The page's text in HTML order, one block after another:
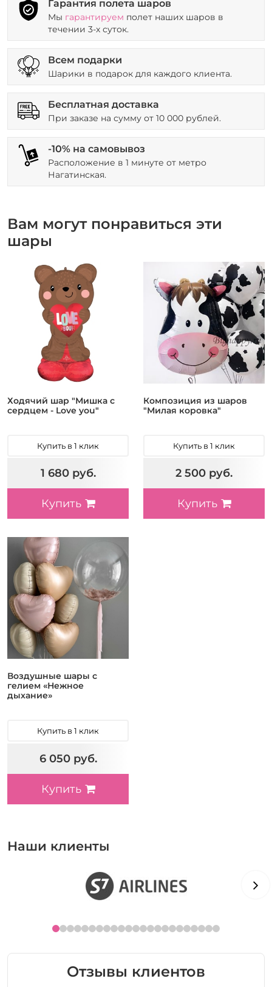
Гарантия полета шаров
Мы гарантируем полет наших шаров в
течении 3-х суток.
Всем подарки
Шарики в подарок для каждого клиента.
Бесплатная доставка
При заказе на сумму от 10 000 рублей.
-10% на самовывоз
Расположение в 1 минуте от метро
Нагатинская.
Вам могут понравиться эти
шары
Ходячий шар "Мишка с
сердцем - Love you"
Купить в 1 клик
1 680 руб.
Купить
Композиция из шаров
"Милая коровка"
Купить в 1 клик
2 500 руб.
Купить
Воздушные шары с
гелием «Нежное
дыхание»
Купить в 1 клик
6 050 руб.
Купить
Наши клиенты
Отзывы клиентов